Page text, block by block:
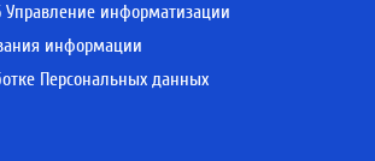
Управление информатизации
информации
Персональных данных